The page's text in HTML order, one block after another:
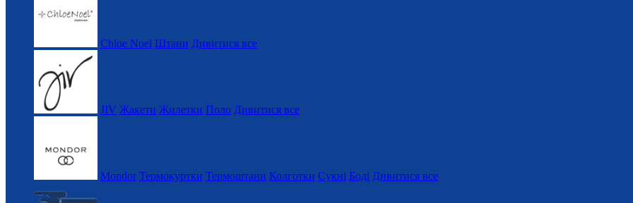
Chloe Noel Штани Дивитися все
JIV Жакети Жилетки Поло Дивитися все
Mondor Термокуртки Термоштани Колготки Сукні Боді Дивитися все